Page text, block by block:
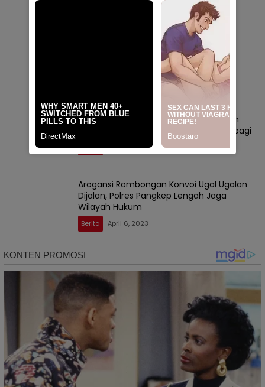
Kejari Dalami Dugaan Kredit Fiktif BRI,
Pimcab BRI Pangkep : Apresiasi Tindak
Lanjut Cepat Pihak Berwajib
Pekan Akhir Ramadan, TTNT Asade dan
Bhayangkari Pila 21 Polres Pangkep Berbagi
Berita April 17, 2023
Arogansi Rombongan Konvoi Ugal Ugalan
Dijalan, Polres Pangkep Lengah Jaga
Wilayah Hukum
Berita April 6, 2023